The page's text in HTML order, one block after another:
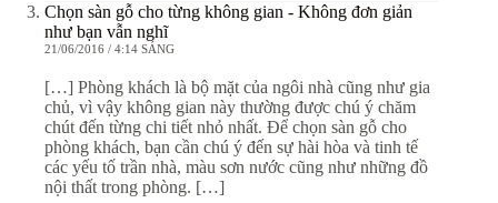
Chọn sàn gỗ cho từng không gian - Không đơn giản
như bạn vẫn nghĩ
21/06/2016 / 4:14 SÁNG
[…] Phòng khách là bộ mặt của ngôi nhà cũng như gia
chủ, vì vậy không gian này thường được chú ý chăm
chút đến từng chi tiết nhỏ nhất. Để chọn sàn gỗ cho
phòng khách, bạn cần chú ý đến sự hài hòa và tinh tế
các yếu tố trần nhà, màu sơn nước cũng như những đồ
nội thất trong phòng. […]